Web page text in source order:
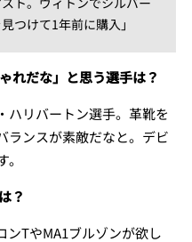
つけて1年前に購入」
れだな」と思う選手は？
ハリバートン選手。革靴を
ランスが素敵だなと。デビ
？
ンTやMA1ブルゾンが欲し